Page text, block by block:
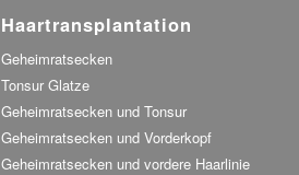
Haartransplantation
Geheimratsecken
Tonsur Glatze
Geheimratsecken und Tonsur
Geheimratsecken und Vorderkopf
Geheimratsecken und vordere Haarlinie